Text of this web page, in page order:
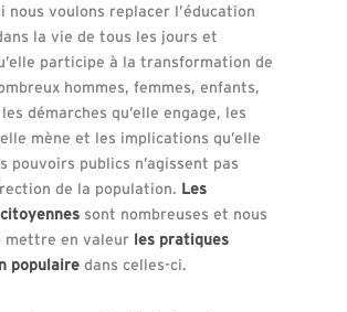
nous voulons replacer l’éducation
la vie de tous les jours et
participe à la transformation de
hommes, femmes, enfants,
démarches qu’elle engage, les
mène et les implications qu’elle
pouvoirs publics n’agissent pas
de la population. Les
sont nombreuses et nous
mettre en valeur les pratiques
populairedans celles-ci.